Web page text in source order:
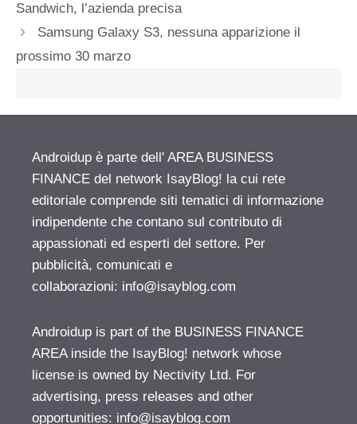
Sandwich, l’azienda precisa
Samsung Galaxy S3, nessuna apparizione il
prossimo 30 marzo
Androidup è parte dell' AREA BUSINESS
FINANCE del network IsayBlog! la cui rete
editoriale comprende siti tematici di informazione
indipendente che contano sul contributo di
appassionati ed esperti del settore. Per
pubblicità, comunicati e
collaborazioni: info@isayblog.com
Androidup is part of the BUSINESS FINANCE
AREA inside the IsayBlog! network whose
license is owned by Nectivity Ltd. For
advertising, press releases and other
opportunities: info@isayblog.com